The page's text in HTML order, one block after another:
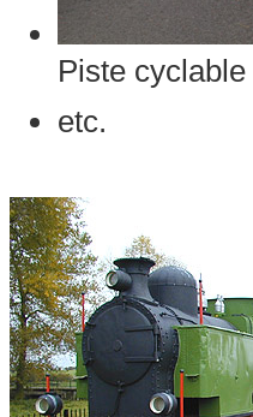
Piste cyclable
etc.